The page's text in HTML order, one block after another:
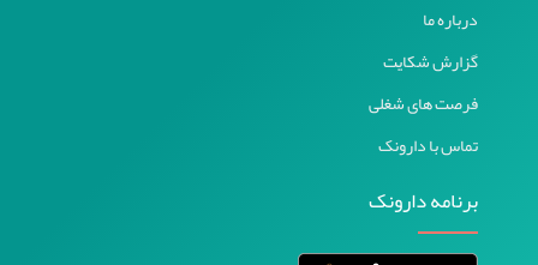
درباره ما
گزارش شکایت
فرصت های شغلی
تماس با دارونک
برنامه دارونک